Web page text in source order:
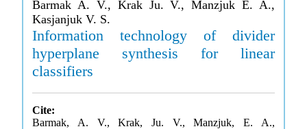
Barmak A. V., Krak Ju. V., Manzjuk E. A.,
Kasjanjuk V. S.
Information technology of divider
hyperplane synthesis for linear
classifiers
Cite:
Barmak, A. V., Krak, Ju. V., Manzjuk, E. A.,